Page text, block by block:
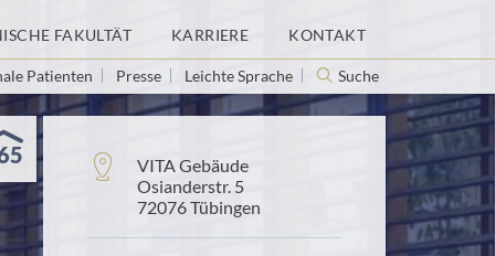
FAKULTÄT KARRIERE KONTAKT
Patienten Presse Leichte Sprache Suche
Adresse:
VITA Gebäude
Osianderstr. 5
72076 Tübingen